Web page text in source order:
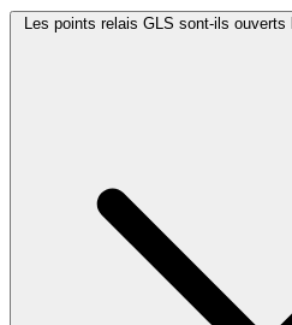
Les points relais GLS sont-ils